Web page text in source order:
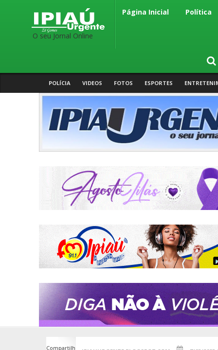
O seu Jornal Online
Página Inicial Política
POLÍCIA VIDEOS FOTOS ESPORTES
Compartilh